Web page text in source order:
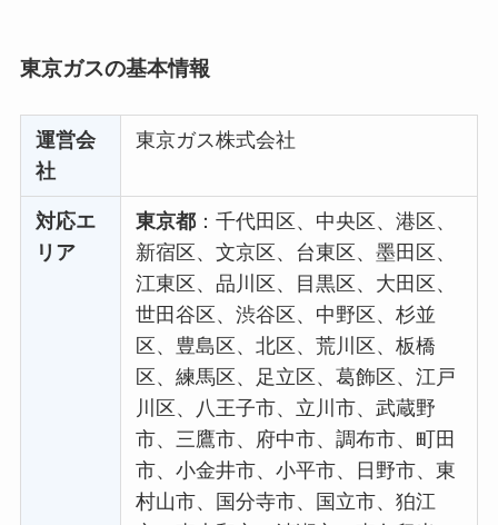
東京ガスの基本情報
運営会
社
東京ガス株式会社
対応エ
リア
東京都 ：千代田区、中央区、港区、
新宿区、文京区、台東区、墨田区、
江東区、品川区、目黒区、大田区、
世田谷区、渋谷区、中野区、杉並
区、豊島区、北区、荒川区、板橋
区、練馬区、足立区、葛飾区、江戸
川区、八王子市、立川市、武蔵野
市、三鷹市、府中市、調布市、町田
市、小金井市、小平市、日野市、東
村山市、国分寺市、国立市、狛江